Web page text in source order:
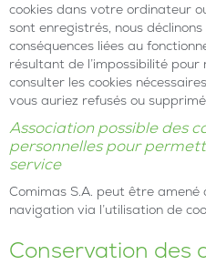
cookies dans votre ordinateur
sont enregistrés, nous
conséquences liées au
résultant de l’impossibilité pour
consulter les cookies
vous auriez refusés ou
Association possible des
personnelles pour
service
Comimas S.A. peut être
navigation via l’utilisation de
Conservation des